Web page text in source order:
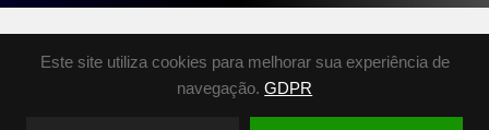
Este site utiliza cookies para melhorar sua experiência de
navegação. GDPR
POLÍTICA DE PRIVACIDADE
TERMOS E CONDIÇÕES